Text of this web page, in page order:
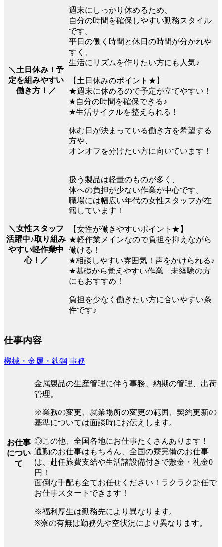
＼土日休み！予
定を組みやすい
働き方！／
週末にしっかり休めるため、
自分の時間を確保しやすい勤務スタイル
です。
平日の働く時間と休日の時間が分かれや
すく、
生活にリズムを作りたい方にも人気♪
【土日休みのポイント★】
★週末に休めるので予定が立てやすい！
★自分の時間を確保できる♪
★生活サイクルを整えられる！
休む日が決まっている働き方を希望する
方や、
オンオフを分けたい方に向いています！
＼女性スタッフ
活躍中♪取り組み
やすい軽作業中
心！／
扱う製品は軽量のものが多く、
体への負担が少ない作業が中心です。
職場には幅広い年代の女性スタッフが在
籍しています！
【女性が働きやすいポイント★】
★軽作業メインなので負担を抑えながら
働ける！
★相談しやすい雰囲気！声をかけられる♪
★基礎から覚えやすい作業！未経験の方
にもおすすめ！
負担を少なく働きたい方に合いやすい条
件です♪
仕事内容
機械・金属・鉄鋼 事務
お仕事
につい
て
金属製品の生産管理に伴う事務、納期の管理、出荷
管理。
※業務の変更、就業場所の変更の範囲、契約更新の
基準については面談時にお伝えします。
◎この他、全国各地にお仕事たくさんあります！
通勤のお仕事はもちろん、全国の寮完備のお仕事
は、赴任旅費支給や生活諸設備付きで敷金・礼金0
円！
面倒な手配も全てお任せください！ラクラク赴任で
お仕事スタートできます！
※福利厚生は勤務先により異なります。
※寮の有無は勤務先や空状況により異なります。